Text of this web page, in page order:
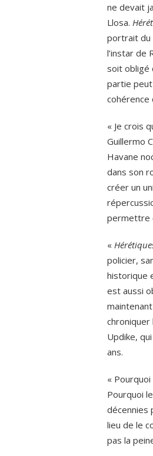
ne devait
Llosa.
portrait du
l’instar de
soit obligé
partie
cohérence
« Je crois
Guillermo
Havane
dans son
créer un
permettre
«
policier,
historique
est aussi
chroniquer
Updike,
ans.
«
Pourquoi
décennies
lieu de le
pas la